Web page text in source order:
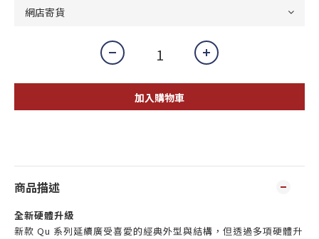
加入購物車
商品描述
全新硬體升級
新款 Qu 系列延續廣受喜愛的經典外型與結構，但透過多項硬體升